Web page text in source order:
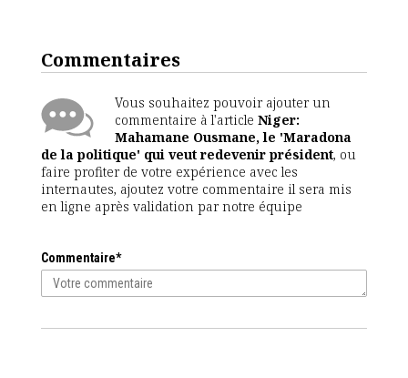
Commentaires
Vous souhaitez pouvoir ajouter un
commentaire à l'article Niger:
Mahamane Ousmane, le 'Maradona
de la politique' qui veut redevenir président, ou
faire profiter de votre expérience avec les
internautes, ajoutez votre commentaire il sera mis
en ligne après validation par notre équipe
Commentaire*